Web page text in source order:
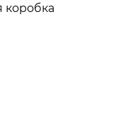
коробка